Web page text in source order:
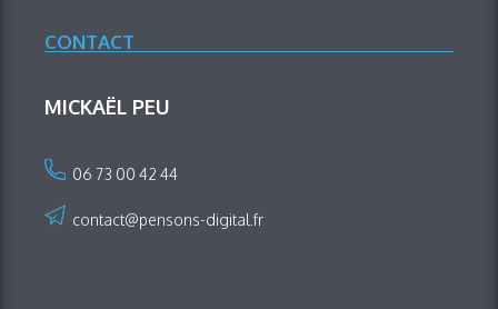
CONTACT
MICKAËL PEU
06 73 00 42 44
contact@pensons-digital.fr